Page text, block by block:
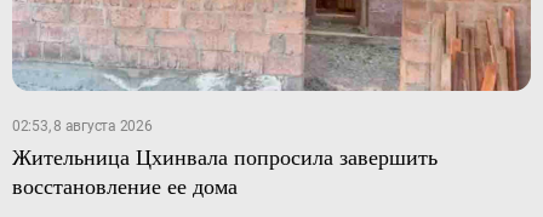
02:53, 8 августа 2026
Жительница Цхинвала попросила завершить
восстановление ее дома